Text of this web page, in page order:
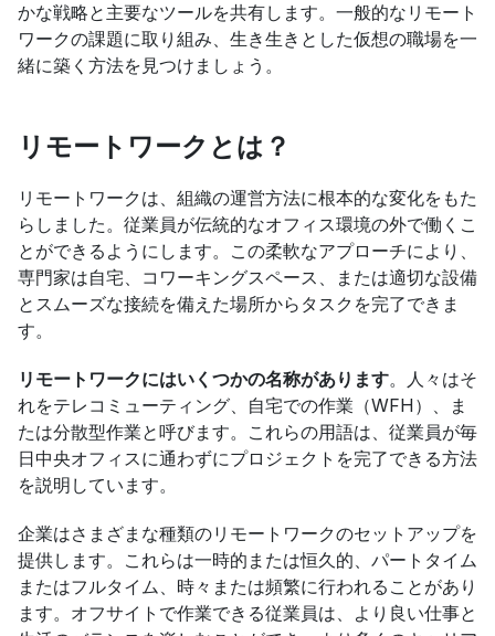
かな戦略と主要なツールを共有します。一般的なリモート
ワークの課題に取り組み、生き生きとした仮想の職場を一
緒に築く方法を見つけましょう。
リモートワークとは？
リモートワークは、組織の運営方法に根本的な変化をもた
らしました。従業員が伝統的なオフィス環境の外で働くこ
とができるようにします。この柔軟なアプローチにより、
専門家は自宅、コワーキングスペース、または適切な設備
とスムーズな接続を備えた場所からタスクを完了できま
す。
リモートワークにはいくつかの名称があります。人々はそ
れをテレコミューティング、自宅での作業（WFH）、ま
たは分散型作業と呼びます。これらの用語は、従業員が毎
日中央オフィスに通わずにプロジェクトを完了できる方法
を説明しています。
企業はさまざまな種類のリモートワークのセットアップを
提供します。これらは一時的または恒久的、パートタイム
またはフルタイム、時々または頻繁に行われることがあり
ます。オフサイトで作業できる従業員は、より良い仕事と